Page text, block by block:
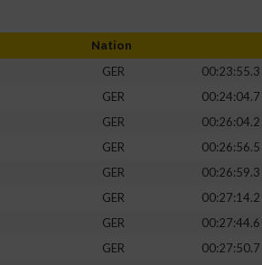
Nation
GER 00:23:55.3
GER
00:24:04.7
GER
00:26:04.2
GER
00:26:56.5
GER
00:26:59.3
GER 00:27:14.2
GER
00:27:44.6
GER
00:27:50.7